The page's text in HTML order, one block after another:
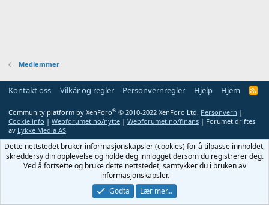
Medlemmer
Kontakt oss Vilkår og regler Personvernregler Hjelp Hjem
R
Community platform by XenForo® © 2010-2022 XenForo Ltd. Personvern |
Cookie info | Webforumet.no/nytte | Webforumet.no/finans | Forumet driftes
av Lykke Media AS
Dette nettstedet bruker informasjonskapsler (cookies) for å tilpasse innholdet,
skreddersy din opplevelse og holde deg innlogget dersom du registrerer deg.
Ved å fortsette og bruke dette nettstedet, samtykker du i bruken av
informasjonskapsler.
Godta
Lær mer…